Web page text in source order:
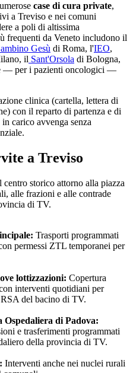
case di cura private,
a Treviso e nei comuni
a poli di altissima
frequenti da Veneto includono il
Gesù di Roma, l'IEO,
il Sant'Orsola di Bologna,
— per i pazienti oncologici —
clinica (cartella, lettera di
con il reparto di partenza e di
carico avvenga senza
a Treviso
storico attorno alla piazza
alle frazioni e alle contrade
di TV.
: Trasporti programmati
permessi ZTL temporanei per
lottizzazioni: Copertura
interventi quotidiani per
del bacino di TV.
Ospedaliera di Padova:
e trasferimenti programmati
della provincia di TV.
: Interventi anche nei nuclei rurali